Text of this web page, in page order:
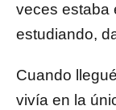
veces estaba
estudiando,
Cuando
vivía en la